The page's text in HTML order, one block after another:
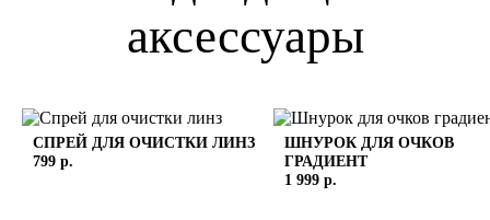
аксессуары
СПРЕЙ ДЛЯ ОЧИСТКИ ЛИНЗ
799 р.
ШНУРОК ДЛЯ ОЧКОВ
ГРАДИЕНТ
1 999 р.